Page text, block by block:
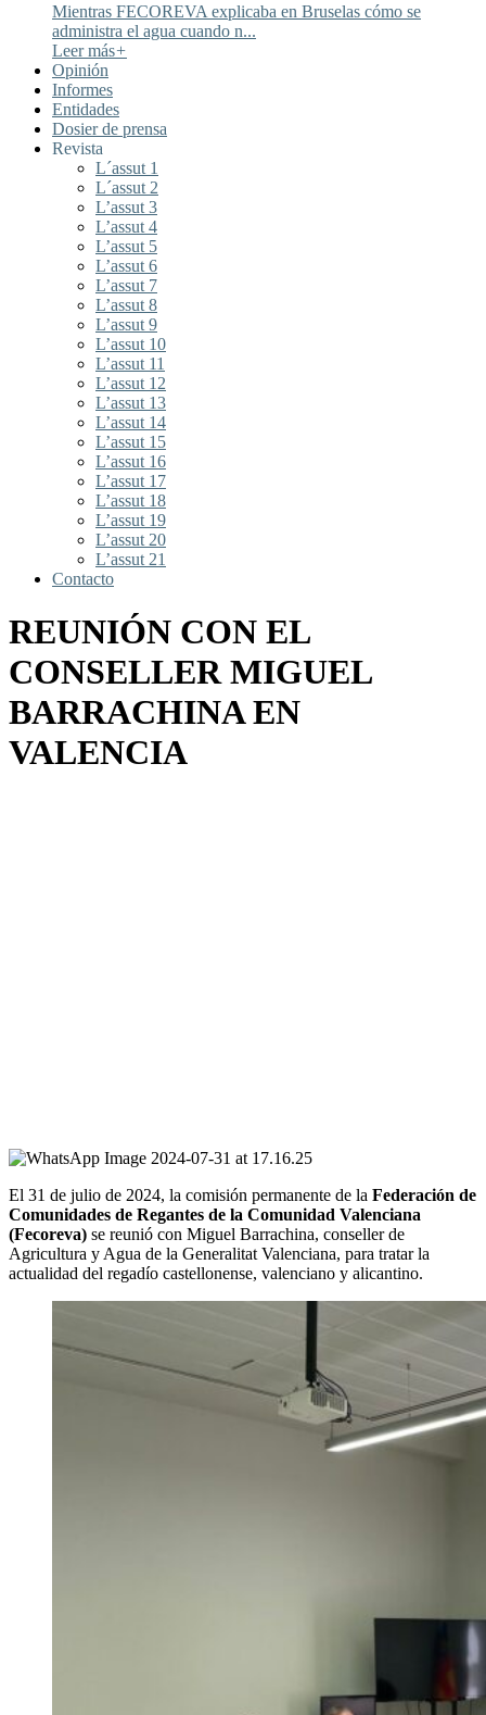
Mientras FECOREVA explicaba en Bruselas cómo se
administra el agua cuando n...
Leer más+
Opinión
Informes
Entidades
Dosier de prensa
Revista
L´assut 1
L´assut 2
L’assut 3
L’assut 4
L’assut 5
L’assut 6
L’assut 7
L’assut 8
L’assut 9
L’assut 10
L’assut 11
L’assut 12
L’assut 13
L’assut 14
L’assut 15
L’assut 16
L’assut 17
L’assut 18
L’assut 19
L’assut 20
L’assut 21
Contacto
REUNIÓN CON EL
CONSELLER MIGUEL
BARRACHINA EN
VALENCIA
El 31 de julio de 2024, la comisión permanente de la Federación de
Comunidades de Regantes de la Comunidad Valenciana
(Fecoreva) se reunió con Miguel Barrachina, conseller de
Agricultura y Agua de la Generalitat Valenciana, para tratar la
actualidad del regadío castellonense, valenciano y alicantino.